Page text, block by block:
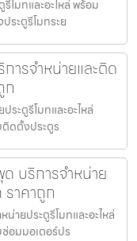
โมทและอะไหล่ พร้อม
ระตูรีโมทระย
ารจำหน่ายและติด
ก
ระตูรีโมทและอะไหล่
ดตั้งประตูร
บริการจำหน่าย
ราคาถูก
ายประตูรีโมทและอะไหล่
อมมอเตอร์ปร